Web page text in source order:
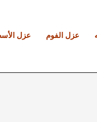
عزل الفوم عزل